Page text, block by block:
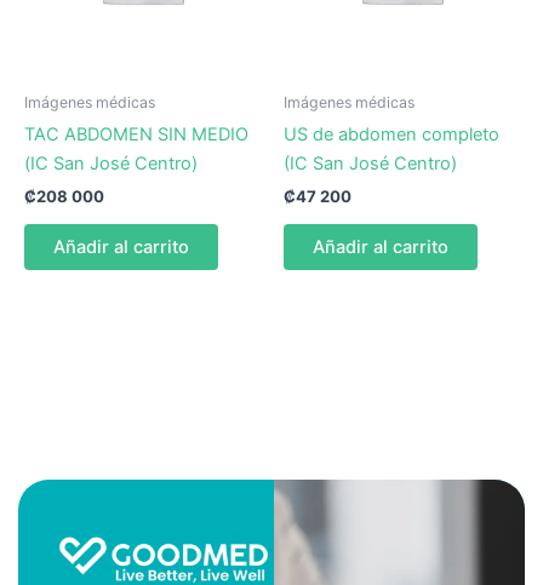
Imágenes médicas
TAC ABDOMEN SIN MEDIO
(IC San José Centro)
₡208 000
Añadir al carrito
Imágenes médicas
US de abdomen completo
(IC San José Centro)
₡47 200
Añadir al carrito